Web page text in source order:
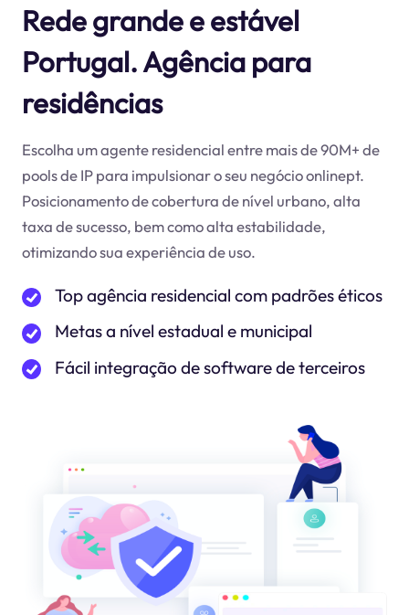
Rede grande e estável
Portugal. Agência para
residências
Escolha um agente residencial entre mais de 90M+ de
pools de IP para impulsionar o seu negócio onlinept.
Posicionamento de cobertura de nível urbano, alta
taxa de sucesso, bem como alta estabilidade,
otimizando sua experiência de uso.
Top agência residencial com padrões éticos
Metas a nível estadual e municipal
Fácil integração de software de terceiros